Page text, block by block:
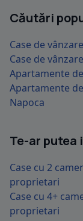
Căutări
Case de
Case de
Apartamente
Apartamente
Napoca
Te-ar putea
Case cu 2
proprietari
Case cu 4+
proprietari